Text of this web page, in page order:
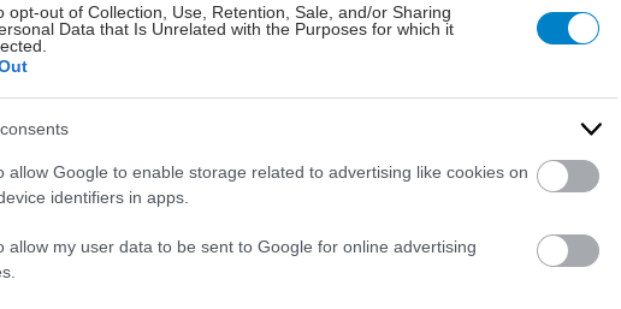
opt-out of Collection, Use, Retention, Sale, and/or Sharing
Data that Is Unrelated with the Purposes for which it
allow Google to enable storage related to advertising like cookies on
identifiers in apps.
allow my user data to be sent to Google for online advertising